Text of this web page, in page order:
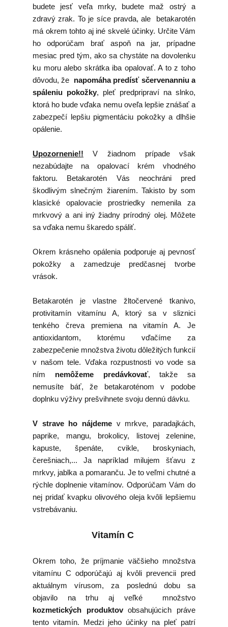
budete jesť veľa mrky, budete maž ostrý a
zdravý zrak. To je síce pravda, ale betakarotén
má okrem tohto aj iné skvelé účinky. Určite Vám
ho odporúčam brať aspoň na jar, prípadne
mesiac pred tým, ako sa chystáte na dovolenku
ku moru alebo skrátka iba opalovať. A to z toho
dôvodu, že napomáha predísť sčervenanniu a
spáleniu pokožky, pleť predpripraví na slnko,
ktorá ho bude vďaka nemu oveľa lepšie znášať a
zabezpečí lepšiu pigmentáciu pokožky a dlhšie
opálenie.
Upozornenie!! V žiadnom prípade však
nezabúdajte na opalovací krém vhodného
faktoru. Betakarotén Vás neochráni pred
škodlivým slnečným žiarením. Takisto by som
klasické opalovacie prostriedky nemenila za
mrkvový a ani iný žiadny prírodný olej. Môžete
sa vďaka nemu škaredo spáliť.
Okrem krásneho opálenia podporuje aj pevnosť
pokožky a zamedzuje predčasnej tvorbe
vrások.
Betakarotén je vlastne žltočervené tkanivo,
protivitamín vitamínu A, ktorý sa v sliznici
tenkého čreva premiena na vitamín A. Je
antioxidantom, ktorému vďačíme za
zabezpečenie množstva životu dôležitých funkcií
v našom tele. Vďaka rozpustnosti vo vode sa
ním nemôžeme predávkovať, takže sa
nemusíte báť, že betakaroténom v podobe
doplnku výživy prešvihnete svoju dennú dávku.
V strave ho nájdeme v mrkve, paradajkách,
paprike, mangu, brokolicy, listovej zelenine,
kapuste, špenáte, cvikle, broskyniach,
čerešniach,... Ja napríklad milujem šťavu z
mrkvy, jablka a pomaranču. Je to veľmi chutné a
rýchle doplnenie vitamínov. Odporúčam Vám do
nej pridať kvapku olivového oleja kvôli lepšiemu
vstrebávaniu.
Vitamín C
Okrem toho, že príjmanie väčšieho množstva
vitamínu C odporúčajú aj kvôli prevencii pred
aktuálnym vírusom, za poslednú dobu sa
objavilo na trhu aj veľké množstvo
kozmetických produktovobsahujúcich práve
tento vitamín. Medzi jeho účinky na pleť patrí